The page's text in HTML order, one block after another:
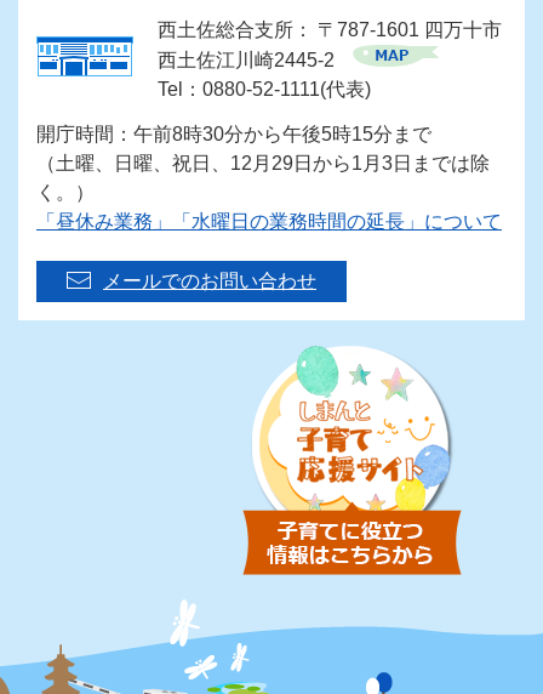
西土佐総合支所： 〒787-1601 四万十市
西土佐江川崎2445-2
Tel：0880-52-1111(代表)
開庁時間：午前8時30分から午後5時15分まで
（土曜、日曜、祝日、12月29日から1月3日までは除
く。）
「昼休み業務」「水曜日の業務時間の延長」について
メールでのお問い合わせ